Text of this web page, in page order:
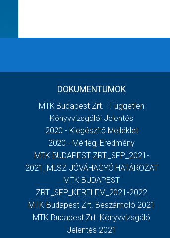
DOKUMENTUMOK
MTK Budapest Zrt. - Független
Könyvvizsgálói Jelentés
2020 - Kiegészítő Melléklet
2020 - Mérleg, Eredmény
MTK BUDAPEST ZRT._SFP_2021-
2021_MLSZ JÓVÁHAGYÓ HATÁROZAT
MTK BUDAPEST
ZRT._SFP_KERELEM_2021-2022
MTK Budapest Zrt. Beszámoló 2021
MTK Budapest Zrt. Könyvvizsgáló
Jelentés 2021